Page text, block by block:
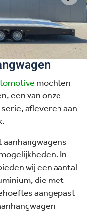
mochten
een van onze
afleveren aan
In
wij een aantal
die met
aangepast